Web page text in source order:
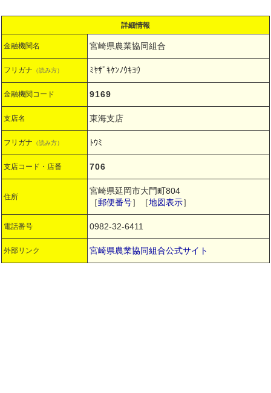
詳細情報
金融機関名 宮崎県農業協同組合
フリガナ （読み方） ﾐﾔｻﾞｷｹﾝﾉｳｷﾖｳ
金融機関コード 9169
支店名 東海支店
フリガナ （読み方） ﾄｳﾐ
支店コード・店番 706
住所
宮崎県延岡市大門町804
［郵便番号］［地図表示］
電話番号 0982-32-6411
外部リンク 宮崎県農業協同組合公式サイト